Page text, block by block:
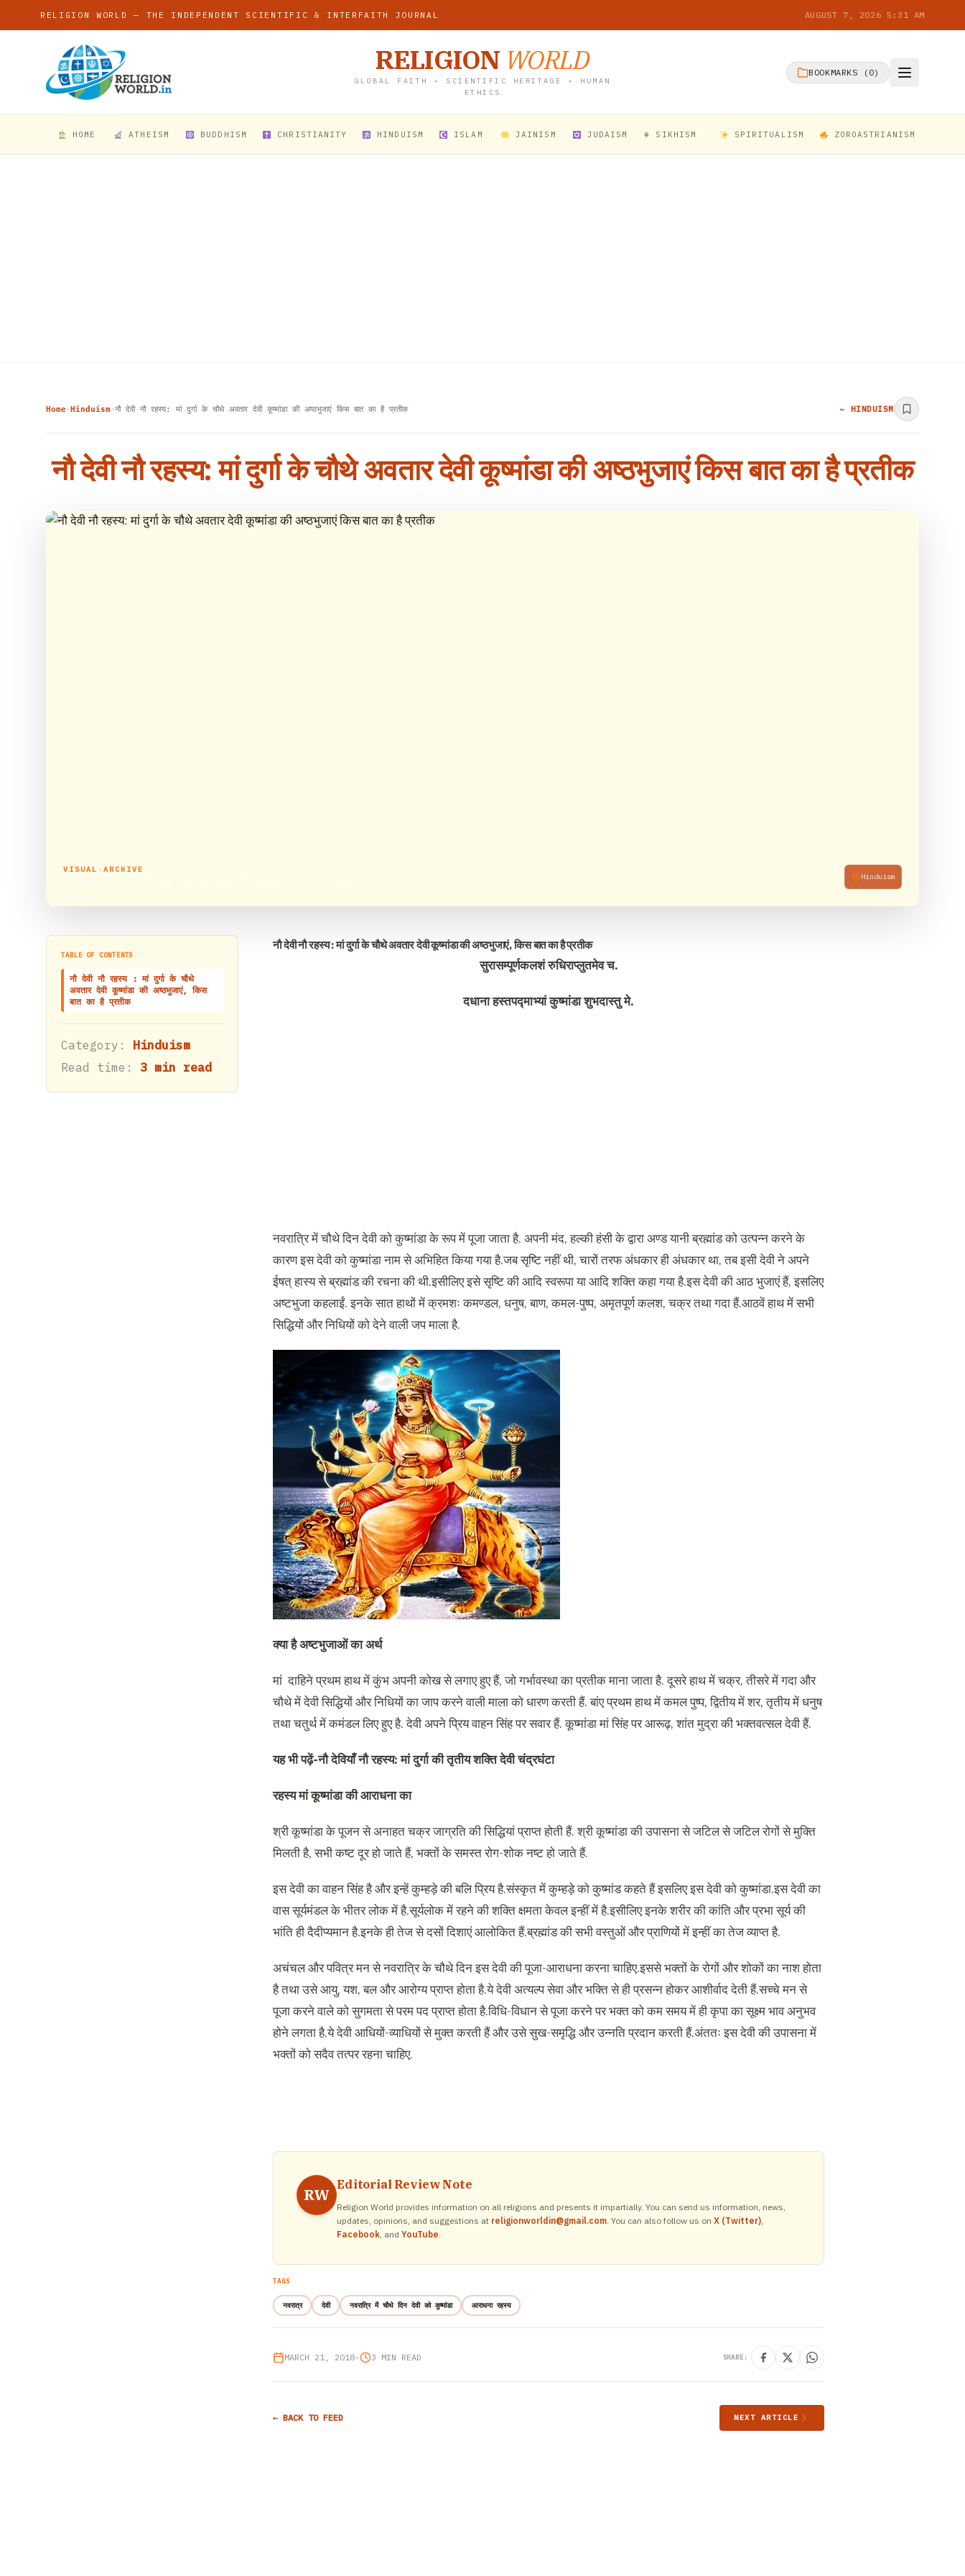
RELIGION WORLD — THE INDEPENDENT SCIENTIFIC & INTERFAITH JOURNAL AUGUST 7, 2026 5:31 AM
RELIGION WORLD
GLOBAL FAITH • SCIENTIFIC HERITAGE • HUMAN
ETHICS
BOOKMARKS ( 0)
HOME ATHEISM BUDDHISM CHRISTIANITY HINDUISM ISLAM JAINISM JUDAISM ☬ SIKHISM SPIRITUALISM ZOROASTRIANISM
Home›Hinduism›नौ देवी नौ रहस्य: मां दुर्गा के चौथे अवतार देवी कूष्मांडा की अष्ठभुजाएं किस बात का है प्रतीक ← HINDUISM
नौ देवी नौ रहस्य: मां दुर्गा के चौथे अवतार देवी कूष्मांडा की अष्ठभुजाएं किस बात का है प्रतीक
VISUAL ARCHIVE
Hinduism
TABLE OF CONTENTS
नौ देवी नौ रहस्य : मां दुर्गा के चौथे
अवतार देवी कूष्मांडा की अष्ठभुजाएं, किस
बात का है प्रतीक
Category: Hinduism
Read time: 3 min read
नौ देवी नौ रहस्य :मां दुर्गा के चौथे अवतार देवी कूष्मांडा की अष्ठभुजाएं,किस बात का है प्रतीक
सुरासम्पूर्णकलशं रुधिराप्लुतमेव च.
दधाना हस्तपद्माभ्यां कुष्मांडा शुभदास्तु मे.
नवरात्रि में चौथे दिन देवी को कुष्मांडा के रूप में पूजा जाता है. अपनी मंद, हल्की हंसी के द्वारा अण्ड यानी ब्रह्मांड को उत्पन्न करने के
कारण इस देवी को कुष्मांडा नाम से अभिहित किया गया है.जब सृष्टि नहीं थी, चारों तरफ अंधकार ही अंधकार था, तब इसी देवी ने अपने
ईषत्‌ हास्य से ब्रह्मांड की रचना की थी.इसीलिए इसे सृष्टि की आदि स्वरूपा या आदि शक्ति कहा गया है.इस देवी की आठ भुजाएं हैं, इसलिए
अष्टभुजा कहलाईं. इनके सात हाथों में क्रमशः कमण्डल, धनुष, बाण, कमल-पुष्प, अमृतपूर्ण कलश, चक्र तथा गदा हैं.आठवें हाथ में सभी
सिद्धियों और निधियों को देने वाली जप माला है.
क्या है अष्टभुजाओं का अर्थ
मां दाहिने प्रथम हाथ में कुंभ अपनी कोख से लगाए हुए हैं, जो गर्भावस्था का प्रतीक माना जाता है. दूसरे हाथ में चक्र, तीसरे में गदा और
चौथे में देवी सिद्धियों और निधियों का जाप करने वाली माला को धारण करती हैं. बांए प्रथम हाथ में कमल पुष्प, द्वितीय में शर, तृतीय में धनुष
तथा चतुर्थ में कमंडल लिए हुए है. देवी अपने प्रिय वाहन सिंह पर सवार हैं. कूष्मांडा मां सिंह पर आरूढ़, शांत मुद्रा की भक्तवत्सल देवी हैं.
यह भी पढ़ें-नौ देवियाँ नौ रहस्य: मां दुर्गा की तृतीय शक्ति देवी चंद्रघंटा
रहस्य मां कूष्मांडा की आराधना का
श्री कूष्मांडा के पूजन से अनाहत चक्र जाग्रति की सिद्धियां प्राप्त होती हैं. श्री कूष्मांडा की उपासना से जटिल से जटिल रोगों से मुक्ति
मिलती है, सभी कष्ट दूर हो जाते हैं, भक्तों के समस्त रोग-शोक नष्ट हो जाते हैं.
इस देवी का वाहन सिंह है और इन्हें कुम्हड़े की बलि प्रिय है.संस्कृत में कुम्हड़े को कुष्मांड कहते हैं इसलिए इस देवी को कुष्मांडा.इस देवी का
वास सूर्यमंडल के भीतर लोक में है.सूर्यलोक में रहने की शक्ति क्षमता केवल इन्हीं में है.इसीलिए इनके शरीर की कांति और प्रभा सूर्य की
भांति ही दैदीप्यमान है.इनके ही तेज से दसों दिशाएं आलोकित हैं.ब्रह्मांड की सभी वस्तुओं और प्राणियों में इन्हीं का तेज व्याप्त है.
अचंचल और पवित्र मन से नवरात्रि के चौथे दिन इस देवी की पूजा-आराधना करना चाहिए.इससे भक्तों के रोगों और शोकों का नाश होता
है तथा उसे आयु, यश, बल और आरोग्य प्राप्त होता है.ये देवी अत्यल्प सेवा और भक्ति से ही प्रसन्न होकर आशीर्वाद देती हैं.सच्चे मन से
पूजा करने वाले को सुगमता से परम पद प्राप्त होता है.विधि-विधान से पूजा करने पर भक्त को कम समय में ही कृपा का सूक्ष्म भाव अनुभव
होने लगता है.ये देवी आधियों-व्याधियों से मुक्त करती हैं और उसे सुख-समृद्धि और उन्नति प्रदान करती हैं.अंततः इस देवी की उपासना में
भक्तों को सदैव तत्पर रहना चाहिए.
RW
Editorial Review Note
Religion World provides information on all religions and presents it impartially. You can send us information, news,
updates, opinions, and suggestions at religionworldin@gmail.com. You can also follow us on X (Twitter),
Facebook, and YouTube.
TAGS
नवरात्र देवी नवरात्रि में चौथे दिन देवी को कुष्मांडा आराधना रहस्य
MARCH 21, 2018• 3 MIN READ SHARE:
← BACK TO FEED NEXT ARTICLE